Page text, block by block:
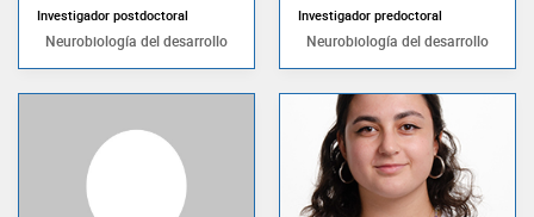
Investigador postdoctoral
Neurobiología del desarrollo
Investigador predoctoral
Neurobiología del desarrollo